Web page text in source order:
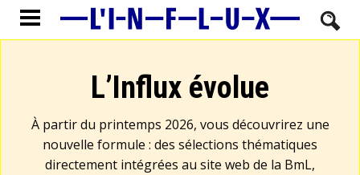
L’Influx évolue
À partir du printemps 2026, vous découvrirez une
nouvelle formule : des sélections thématiques
directement intégrées au site web de la BmL,